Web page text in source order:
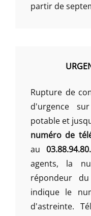
partir de
Rupture de
d'urgence
potable et
numéro de
au
agents, la
répondeur
indique le
d'astreinte.